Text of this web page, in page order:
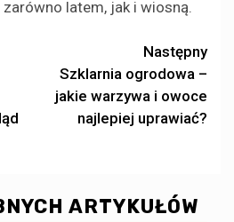
latem, jak i wiosną.
Następny
Szklarnia ogrodowa –
jakie warzywa i owoce
najlepiej uprawiać?
ARTYKUŁÓW